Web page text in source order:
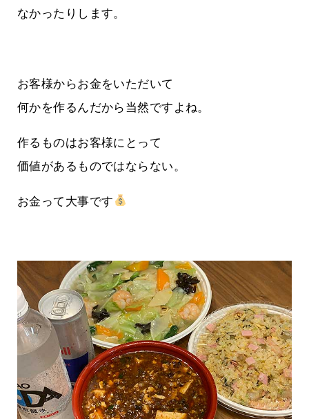
なかったりします。
お客様からお金をいただいて
何かを作るんだから当然ですよね。
作るものはお客様にとって
価値があるものではならない。
お金って大事です